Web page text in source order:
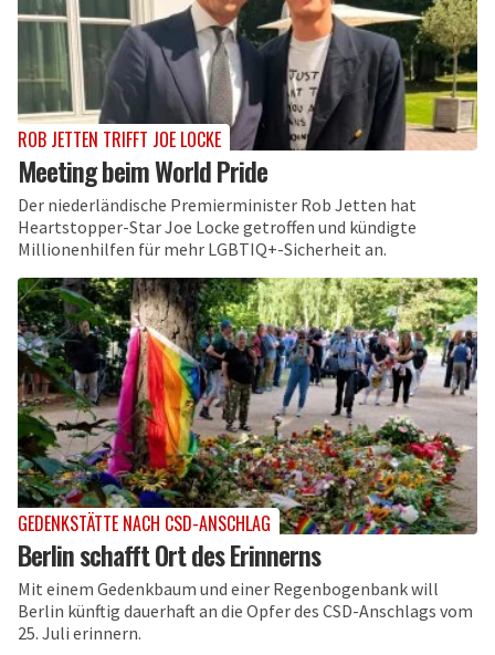
ROB JETTEN TRIFFT JOE LOCKE
Meeting beim World Pride
Der niederländische Premierminister Rob Jetten hat
Heartstopper-Star Joe Locke getroffen und kündigte
Millionenhilfen für mehr LGBTIQ+-Sicherheit an.
GEDENKSTÄTTE NACH CSD-ANSCHLAG
Berlin schafft Ort des Erinnerns
Mit einem Gedenkbaum und einer Regenbogenbank will
Berlin künftig dauerhaft an die Opfer des CSD-Anschlags vom
25. Juli erinnern.